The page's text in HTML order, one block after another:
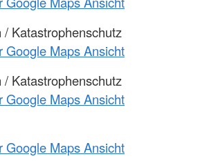
/ Katastrophenschutz
Google Maps Ansicht
/ Katastrophenschutz
Google Maps Ansicht
Google Maps Ansicht